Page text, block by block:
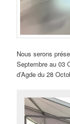
Nous serons
Septembre au 03
d’Agde du 28